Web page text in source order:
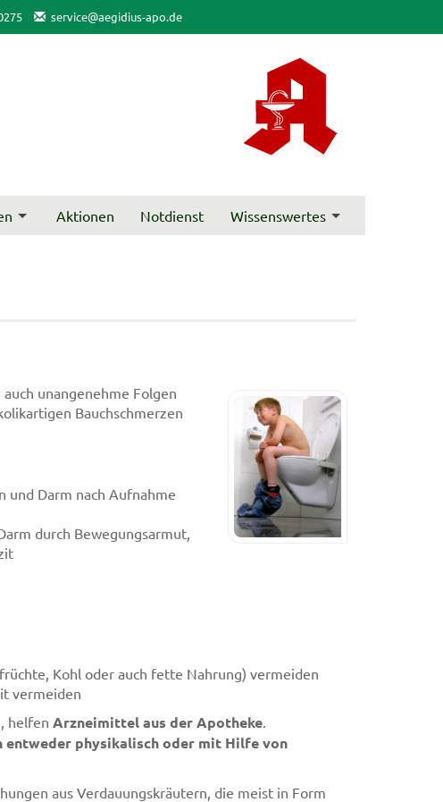
service@aegidius-apo.de
Aktionen Notdienst Wissenswertes
unangenehme Folgen
Bauchschmerzen
und Darm nach Aufnahme
durch Bewegungsarmut,
Kohl oder auch fette Nahrung) vermeiden
vermeiden
helfen Arzneimittel aus der Apotheke.
entweder physikalisch oder mit Hilfe von
aus Verdauungskräutern, die meist in Form